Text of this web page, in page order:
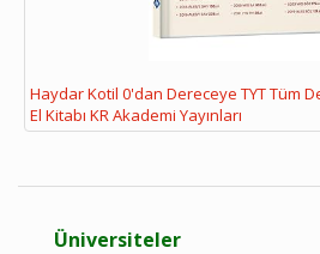
Haydar Kotil 0'dan Dereceye TYT Tüm
El Kitabı KR Akademi Yayınları
Üniversiteler